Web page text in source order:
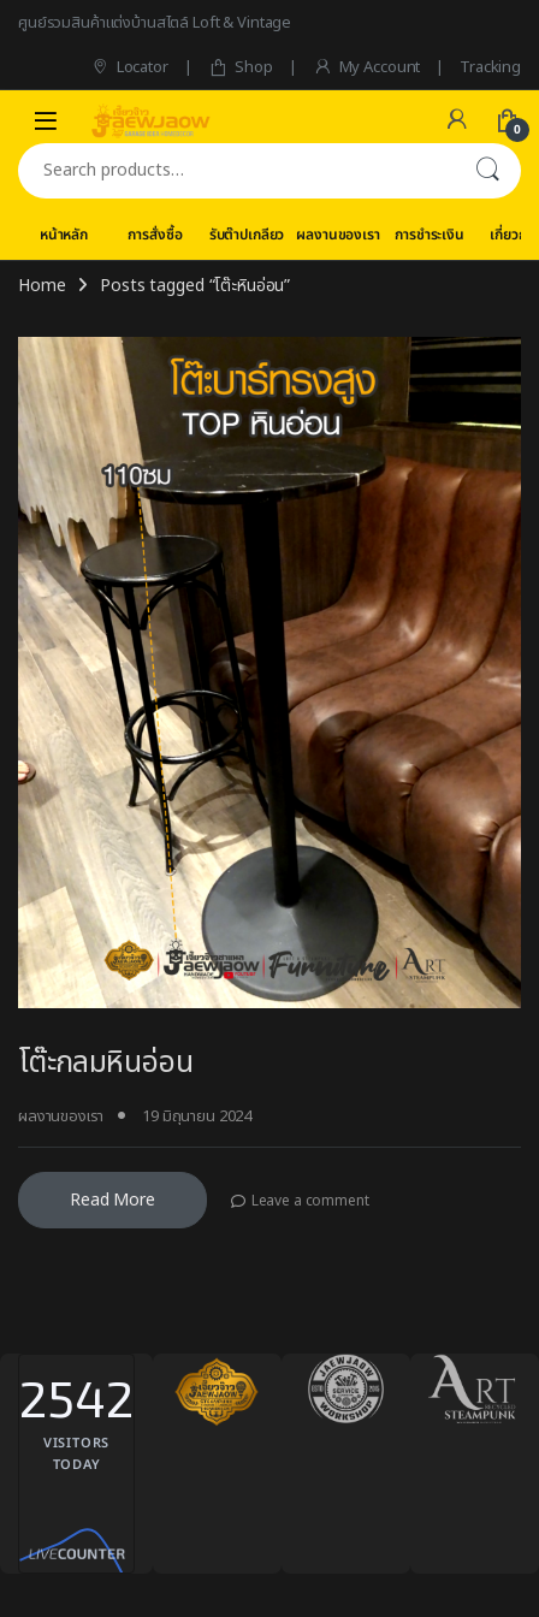
Skip to navigation
Skip to content
ศูนย์รวมสินค้าแต่งบ้านสไตล์ Loft & Vintage
Locator
Shop My Account Tracking
0
Search for:
หน้าหลัก การสั่งซื้อ รับต๊าปเกลียว ผลงานของเรา การชำระเงิน เกี่ยวกับ
Home Posts tagged “โต๊ะหินอ่อน”
โต๊ะกลมหินอ่อน
ผลงานของเรา 19 มิถุนายน 2024
Read More Leave a comment
2542
VISITORS
TODAY